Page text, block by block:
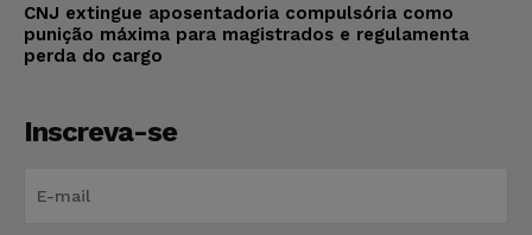
CNJ extingue aposentadoria compulsória como
punição máxima para magistrados e regulamenta
perda do cargo
Inscreva-se